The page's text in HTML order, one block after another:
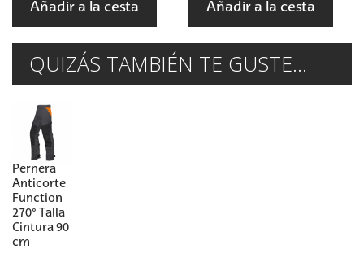
Añadir a la cesta Añadir a la cesta
QUIZÁS TAMBIÉN TE GUSTE...
Pernera
Anticorte
Function
270° Talla
Cintura 90
cm